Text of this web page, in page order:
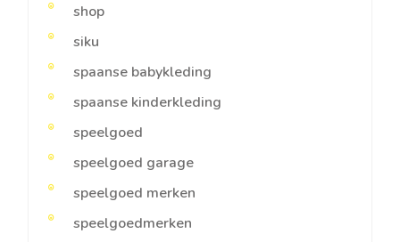
shop
siku
spaanse babykleding
spaanse kinderkleding
speelgoed
speelgoed garage
speelgoed merken
speelgoedmerken